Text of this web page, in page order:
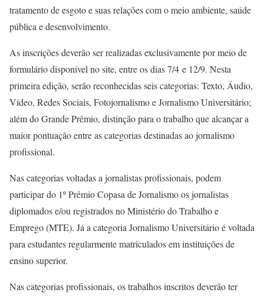
tratamento de esgoto e suas relações com o meio ambiente, saúde
pública e desenvolvimento.
As inscrições deverão ser realizadas exclusivamente por meio de
formulário disponível no site, entre os dias 7/4 e 12/9. Nesta
primeira edição, serão reconhecidas seis categorias: Texto, Áudio,
Vídeo, Redes Sociais, Fotojornalismo e Jornalismo Universitário;
além do Grande Prêmio, distinção para o trabalho que alcançar a
maior pontuação entre as categorias destinadas ao jornalismo
profissional.
Nas categorias voltadas a jornalistas profissionais, podem
participar do 1º Prêmio Copasa de Jornalismo os jornalistas
diplomados e/ou registrados no Ministério do Trabalho e
Emprego (MTE). Já a categoria Jornalismo Universitário é voltada
para estudantes regularmente matriculados em instituições de
ensino superior.
Nas categorias profissionais, os trabalhos inscritos deverão ter